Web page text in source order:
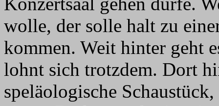
wolle, der solle halt zu
kommen. Weit hinter geht
lohnt sich trotzdem. Dort
speläologische